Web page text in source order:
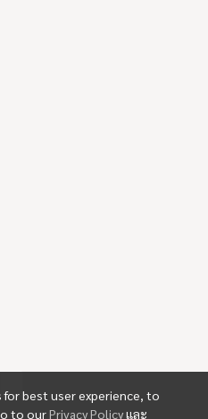
for best user experience, to
to ourPrivacy Policyและ